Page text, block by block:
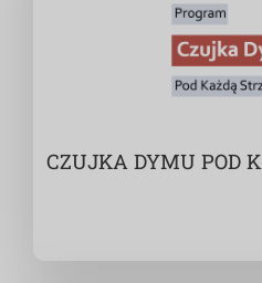
CZUJKA DYMU POD